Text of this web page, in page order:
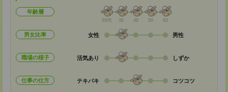
年齢層
20代 30 40 50 60
男女比率 女性 男性
職場の様子 活気あり しずか
仕事の仕方 テキパキ コツコツ